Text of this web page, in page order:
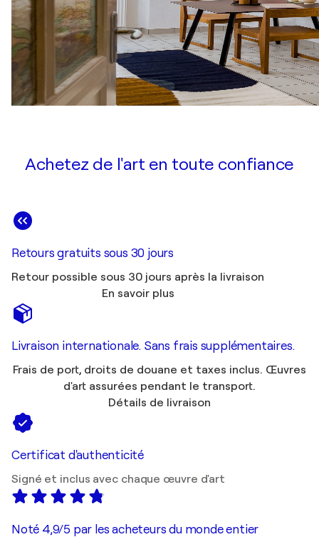
Achetez de l'art en toute confiance
Retours gratuits sous 30 jours
Retour possible sous 30 jours après la livraison
En savoir plus
Livraison internationale. Sans frais supplémentaires.
Frais de port, droits de douane et taxes inclus. Œuvres
d'art assurées pendant le transport.
Détails de livraison
Certificat d'authenticité
Signé et inclus avec chaque œuvre d'art
Noté 4,9/5 par les acheteurs du monde entier